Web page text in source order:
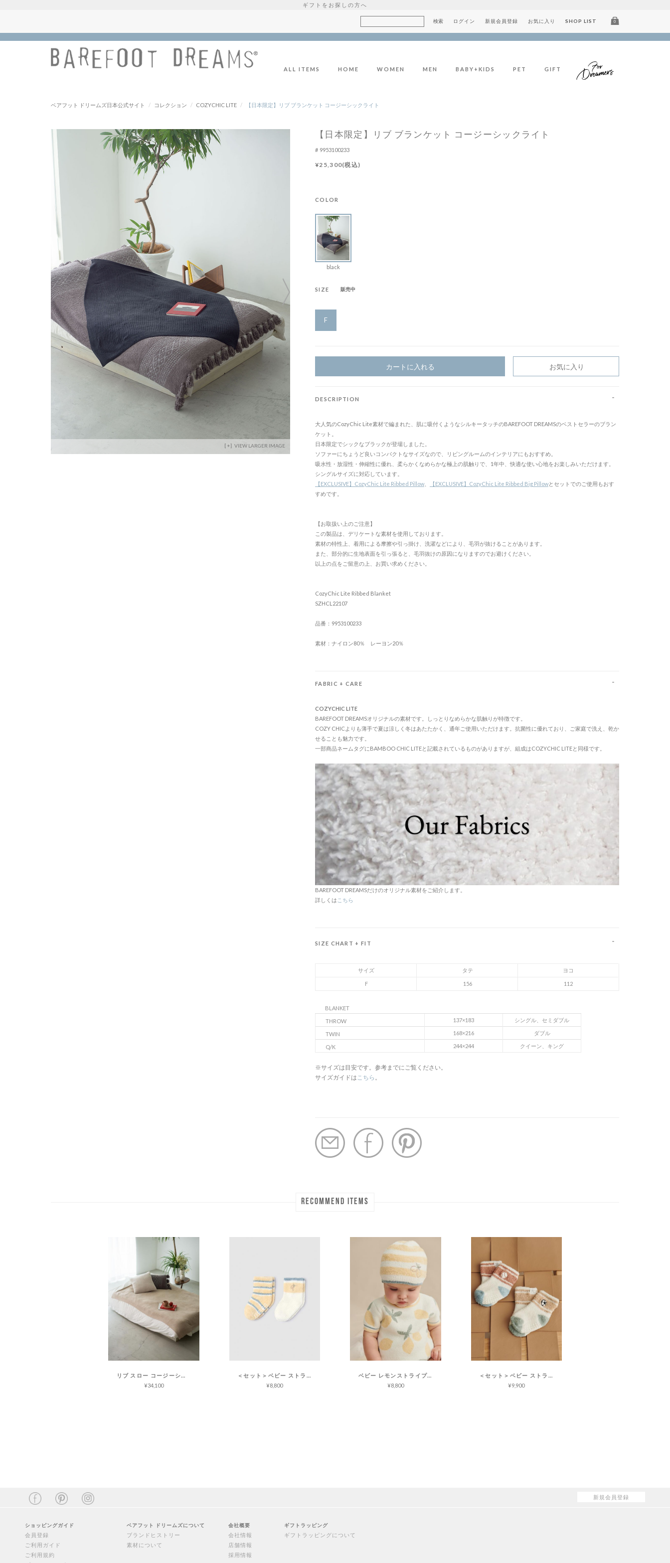
ギフトをお探しの方へ
ログイン 新規会員登録 お気に入り SHOP LIST 0
ALL ITEMS HOME WOMEN MEN BABY+KIDS PET GIFT
ベアフット ドリームズ日本公式サイト / コレクション / COZYCHIC LITE / 【日本限定】リブ ブランケット コージーシックライト
VIEW LARGER IMAGE
【日本限定】リブ ブランケット コージーシックライト
9953100233
¥25,300(税込)
COLOR
black
SIZE 販売中
F
カートに入れる お気に入り
DESCRIPTION
大人気のCozyChic Lite素材で編まれた、肌に吸付くようなシルキータッチのBAREFOOT DREAMSのベストセラーのブラン
ケット。
日本限定でシックなブラックが登場しました。
ソファーにちょうど良いコンパクトなサイズなので、リビングルームのインテリアにもおすすめ。
吸水性・放湿性・伸縮性に優れ、柔らかくなめらかな極上の肌触りで、1年中、快適な使い心地をお楽しみいただけます。
シングルサイズに対応しています。
【EXCLUSIVE】CozyChic Lite Ribbed Pillow
【EXCLUSIVE】CozyChic Lite Ribbed Big Pillowとセットでのご使用もおす
すめです。
【お取扱い上のご注意】
この製品は、デリケートな素材を使用しております。
素材の特性上、着用による摩擦や引っ掛け、洗濯などにより、毛羽が抜けることがあります。
また、部分的に生地表面を引っ張ると、毛羽抜けの原因になりますのでお避けください。
以上の点をご留意の上、お買い求めください。
CozyChic Lite Ribbed Blanket
SZHCL22107
品番：9953100233
素材：ナイロン80％ レーヨン20％
FABRIC + CARE
COZYCHIC LITE
BAREFOOT DREAMSオリジナルの素材です。しっとりなめらかな肌触りが特徴です。
COZY CHICよりも薄手で夏は涼しく冬はあたたかく、通年ご使用いただけます。抗菌性に優れており、ご家庭で洗え、乾か
せることも魅力です。
一部商品ネームタグにBAMBOO CHIC LITEと記載されているものがありますが、組成はCOZYCHIC LITEと同様です。
BAREFOOT DREAMSだけのオリジナル素材をご紹介します。
詳しくは こちら
SIZE CHART + FIT
サイズ タテ ヨコ
F 156 112
BLANKET
THROW
137×183 シングル、セミダブル
TWIN 168×216 ダブル
Q/K 244×244 クイーン、キング
※サイズは目安です。参考までにご覧ください。
サイズガイドは こちら 。
RECOMMEND ITEMS
リブ スロー コージーシックライト
¥34,100
＜セット＞ベビー ストライプ ソックス コージーシックライト
¥8,800
ベビー レモンストライプ ビーニー コージーシックライト
¥8,800
＜セット＞ベビー ストライプ プレイ ソックス コージーシックライト
¥9,900
新規会員登録
ショッピングガイド
会員登録
ご利用ガイド
ご利用規約
ベアフット ドリームズについて
ブランドヒストリー
素材について
会社概要
会社情報
店舗情報
採用情報
ギフトラッピング
ギフトラッピングについて